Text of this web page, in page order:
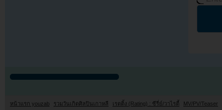
หน้าแรก youzab รวมวันเกิดศิลปินเกาหลี เรตติ้ง (Rating) : ซีรี่ย์/วาไรตี้ MV/PV/Teaser